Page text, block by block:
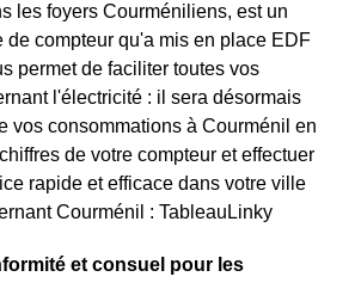
les foyers Courméniliens, est un
de compteur qu'a mis en place EDF
permet de faciliter toutes vos
l'électricité : il sera désormais
vos consommations à Courménil en
de votre compteur et effectuer
rapide et efficace dans votre ville
Courménil : TableauLinky
et consuel pour les